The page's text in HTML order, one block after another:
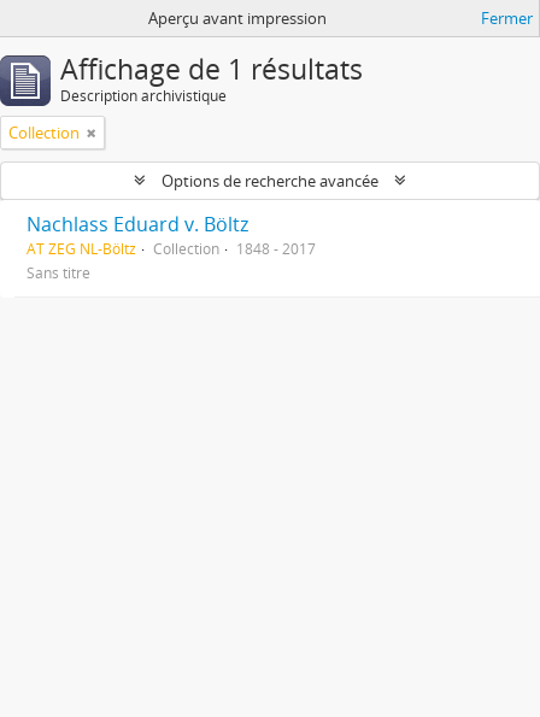
Aperçu avant impression Fermer
Affichage de 1 résultats
Description archivistique
Collection
Options de recherche avancée
Nachlass Eduard v. Böltz
AT ZEG NL-Böltz Collection
1848 - 2017
Sans titre